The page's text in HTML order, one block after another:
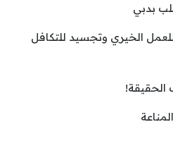
بدبي
الخيري وتجسيد للتكافل